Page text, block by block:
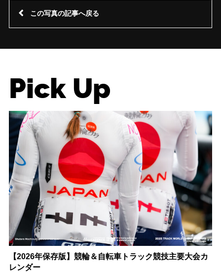
この写真の記事へ戻る
Pick Up
【2026年保存版】競輪＆自転車トラック競技主要大会カ
レンダー